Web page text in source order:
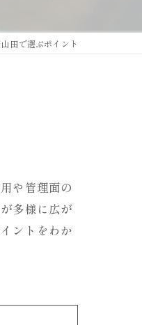
田で選ぶポイント
や管理面の
多様に広が
ントをわか